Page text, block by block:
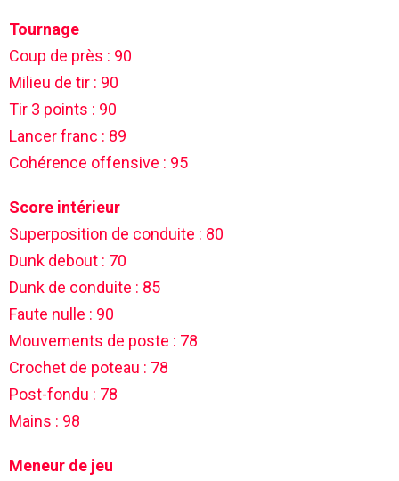
Tournage
Coup de près : 90
Milieu de tir : 90
Tir 3 points : 90
Lancer franc : 89
Cohérence offensive : 95
Score intérieur
Superposition de conduite : 80
Dunk debout : 70
Dunk de conduite : 85
Faute nulle : 90
Mouvements de poste : 78
Crochet de poteau : 78
Post-fondu : 78
Mains : 98
Meneur de jeu